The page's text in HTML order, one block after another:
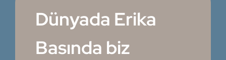
Dünyada Erika
Basında biz